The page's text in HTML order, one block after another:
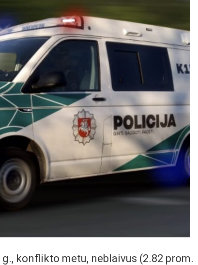
konflikto metu, neblaivus (2.82 prom.